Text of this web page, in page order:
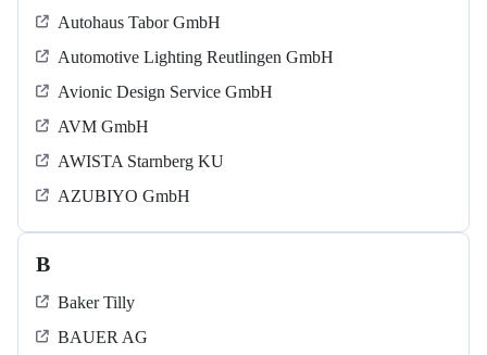
Autohaus Tabor GmbH
Automotive Lighting Reutlingen GmbH
Avionic Design Service GmbH
AVM GmbH
AWISTA Starnberg KU
AZUBIYO GmbH
B
Baker Tilly
BAUER AG